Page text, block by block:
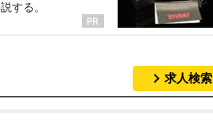
する。
求人検索